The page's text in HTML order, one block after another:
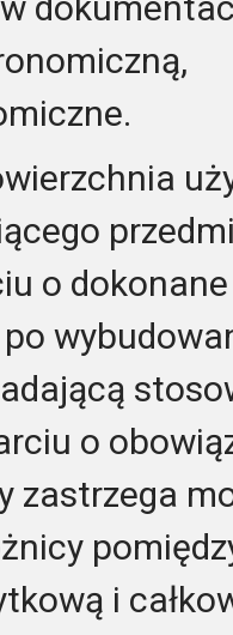
o
o
zastrzega
i